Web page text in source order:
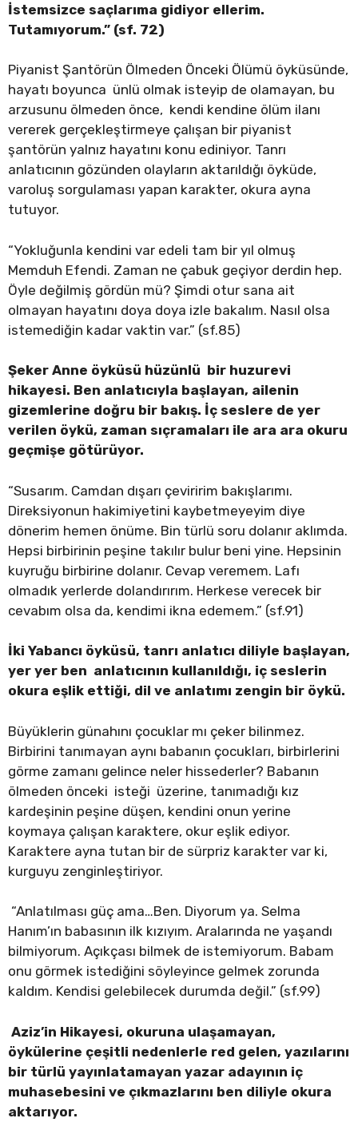
İstemsizce saçlarıma gidiyor ellerim.
Tutamıyorum.” (sf. 72)
Piyanist Şantörün Ölmeden Önceki Ölümü öyküsünde,
hayatı boyunca ünlü olmak isteyip de olamayan, bu
arzusunu ölmeden önce, kendi kendine ölüm ilanı
vererek gerçekleştirmeye çalışan bir piyanist
şantörün yalnız hayatını konu ediniyor. Tanrı
anlatıcının gözünden olayların aktarıldığı öyküde,
varoluş sorgulaması yapan karakter, okura ayna
tutuyor.
“Yokluğunla kendini var edeli tam bir yıl olmuş
Memduh Efendi. Zaman ne çabuk geçiyor derdin hep.
Öyle değilmiş gördün mü? Şimdi otur sana ait
olmayan hayatını doya doya izle bakalım. Nasıl olsa
istemediğin kadar vaktin var.” (sf.85)
Şeker Anne öyküsü hüzünlü bir huzurevi
hikayesi. Ben anlatıcıyla başlayan, ailenin
gizemlerine doğru bir bakış. İç seslere de yer
verilen öykü, zaman sıçramaları ile ara ara okuru
geçmişe götürüyor.
“Susarım. Camdan dışarı çeviririm bakışlarımı.
Direksiyonun hakimiyetini kaybetmeyeyim diye
dönerim hemen önüme. Bin türlü soru dolanır aklımda.
Hepsi birbirinin peşine takılır bulur beni yine. Hepsinin
kuyruğu birbirine dolanır. Cevap veremem. Lafı
olmadık yerlerde dolandırırım. Herkese verecek bir
cevabım olsa da, kendimi ikna edemem.” (sf.91)
İki Yabancı öyküsü, tanrı anlatıcı diliyle başlayan,
yer yer ben anlatıcının kullanıldığı, iç seslerin
okura eşlik ettiği, dil ve anlatımı zengin bir öykü.
Büyüklerin günahını çocuklar mı çeker bilinmez.
Birbirini tanımayan aynı babanın çocukları, birbirlerini
görme zamanı gelince neler hissederler? Babanın
ölmeden önceki isteği üzerine, tanımadığı kız
kardeşinin peşine düşen, kendini onun yerine
koymaya çalışan karaktere, okur eşlik ediyor.
Karaktere ayna tutan bir de sürpriz karakter var ki,
kurguyu zenginleştiriyor.
“Anlatılması güç ama…Ben. Diyorum ya. Selma
Hanım’ın babasının ilk kızıyım. Aralarında ne yaşandı
bilmiyorum. Açıkçası bilmek de istemiyorum. Babam
onu görmek istediğini söyleyince gelmek zorunda
kaldım. Kendisi gelebilecek durumda değil.” (sf.99)
Aziz’in Hikayesi, okuruna ulaşamayan,
öykülerine çeşitli nedenlerle red gelen, yazılarını
bir türlü yayınlatamayan yazar adayının iç
muhasebesini ve çıkmazlarını ben diliyle okura
aktarıyor.